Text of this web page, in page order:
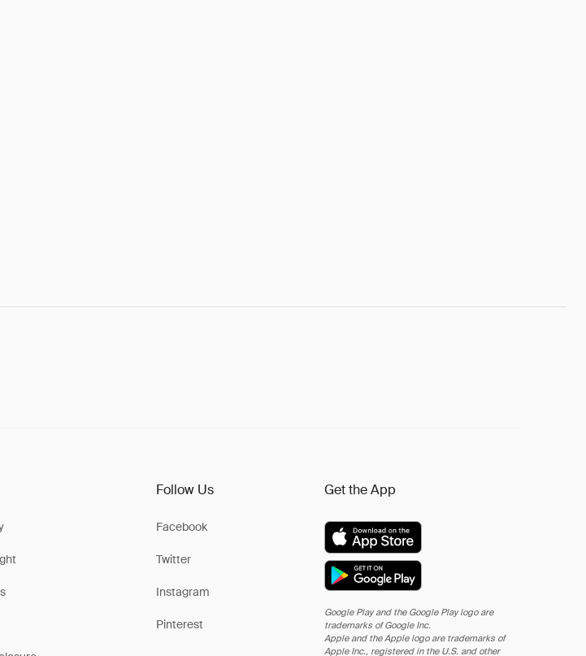
Follow Us
Facebook
Twitter
Instagram
Pinterest
Get the App
Google Play and the Google Play logo are
trademarks of Google Inc.
Apple and the Apple logo are trademarks of
Apple Inc., registered in the U.S. and other